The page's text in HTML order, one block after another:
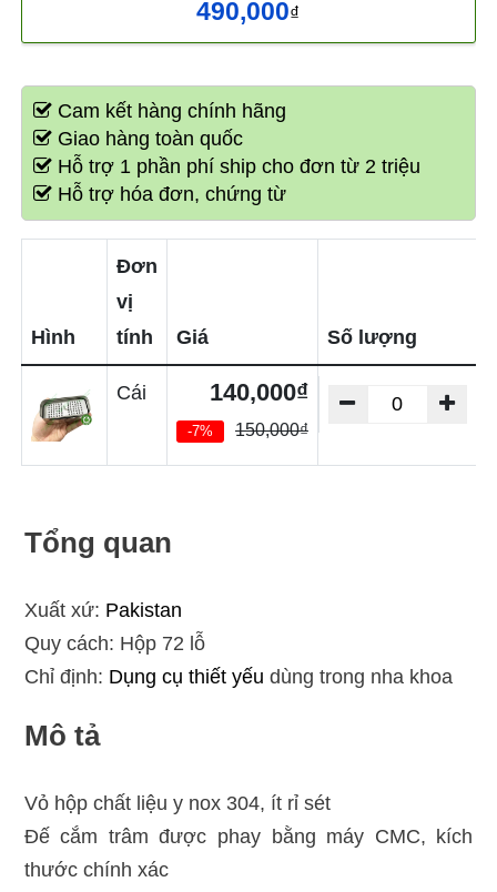
490,000₫
Cam kết hàng chính hãng
Giao hàng toàn quốc
Hỗ trợ 1 phần phí ship cho đơn từ 2 triệu
Hỗ trợ hóa đơn, chứng từ
Hình
Đơn
vị
tính
Giá Số lượng
Cái 140,000₫
-7% 150,000₫
Tổng quan
Xuất xứ: Pakistan
Quy cách: Hộp 72 lỗ
Chỉ định: Dụng cụ thiết yếu dùng trong nha khoa
Mô tả
Vỏ hộp chất liệu y nox 304, ít rỉ sét
Đế cắm trâm được phay bằng máy CMC, kích
thước chính xác